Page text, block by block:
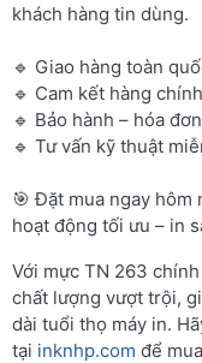
khách hàng tin dùng.
🔹 Giao hàng toàn
🔹 Cam kết hàng
🔹 Bảo hành – hóa
🔹 Tư vấn kỹ thuật
🎯 Đặt mua ngay hôm
hoạt động tối ưu – in
Với mực TN 263
chất lượng vượt trội,
dài tuổi thọ máy in.
tại inknhp.com để